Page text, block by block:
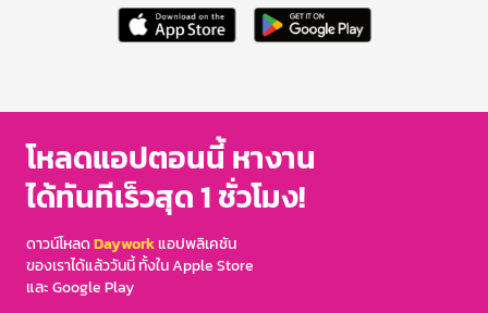
โหลดแอปตอนนี้ หางาน
ได้ทันทีเร็วสุด 1 ชั่วโมง!
ดาวน์โหลดDayworkแอปพลิเคชัน
ของเราได้แล้ววันนี้ ทั้งใน Apple Store
และ Google Play